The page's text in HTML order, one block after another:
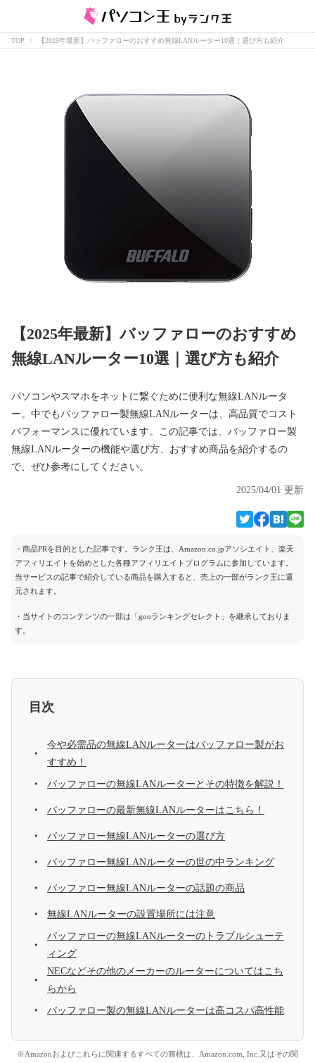
TOP 【2025年最新】バッファローのおすすめ無線LANルーター10選｜選び方も紹介
【2025年最新】バッファローのおすすめ
無線LANルーター10選｜選び方も紹介
パソコンやスマホをネットに繋ぐために便利な無線LANルータ
ー。中でもバッファロー製無線LANルーターは、高品質でコスト
パフォーマンスに優れています。この記事では、バッファロー製
無線LANルーターの機能や選び方、おすすめ商品を紹介するの
で、ぜひ参考にしてください。
2025/04/01 更新
・商品PRを目的とした記事です。ランク王は、Amazon.co.jpアソシエイト、楽天
アフィリエイトを始めとした各種アフィリエイトプログラムに参加しています。
当サービスの記事で紹介している商品を購入すると、売上の一部がランク王に還
元されます。
・当サイトのコンテンツの一部は「gooランキングセレクト」を継承しておりま
す。
目次
今や必需品の無線LANルーターはバッファロー製がお
すすめ！
バッファローの無線LANルーターとその特徴を解説！
バッファローの最新無線LANルーターはこちら！
バッファロー無線LANルーターの選び方
バッファロー無線LANルーターの世の中ランキング
バッファロー無線LANルーターの話題の商品
無線LANルーターの設置場所には注意
バッファローの無線LANルーターのトラブルシューテ
ィング
NECなどその他のメーカーのルーターについてはこち
らから
バッファロー製の無線LANルーターは高コスパ高性能
※Amazonおよびこれらに関連するすべての商標は、Amazon.com, Inc.又はその関